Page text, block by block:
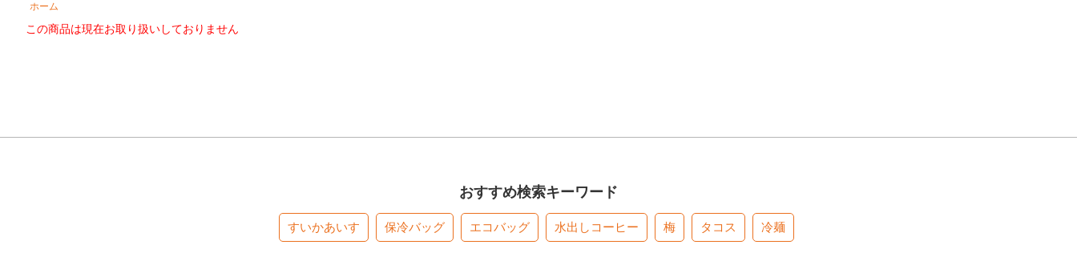
ホーム
この商品は現在お取り扱いしておりません
おすすめ検索キーワード
すいかあいす 保冷バッグ エコバッグ 水出しコーヒー 梅 タコス 冷麺